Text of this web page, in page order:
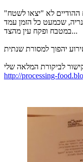
ההודיים לא "יצאו לשטח"
נריה, שכמעט כל הזמן עמד
במטבח ופקח עין מהצד...
http://processing-